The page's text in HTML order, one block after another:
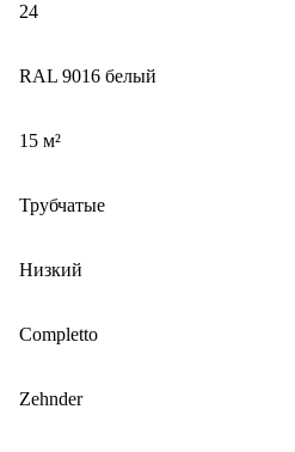
24
RAL 9016 белый
15 м²
Трубчатые
Низкий
Completto
Zehnder